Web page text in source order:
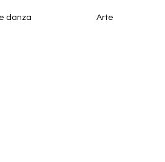
danza Arte